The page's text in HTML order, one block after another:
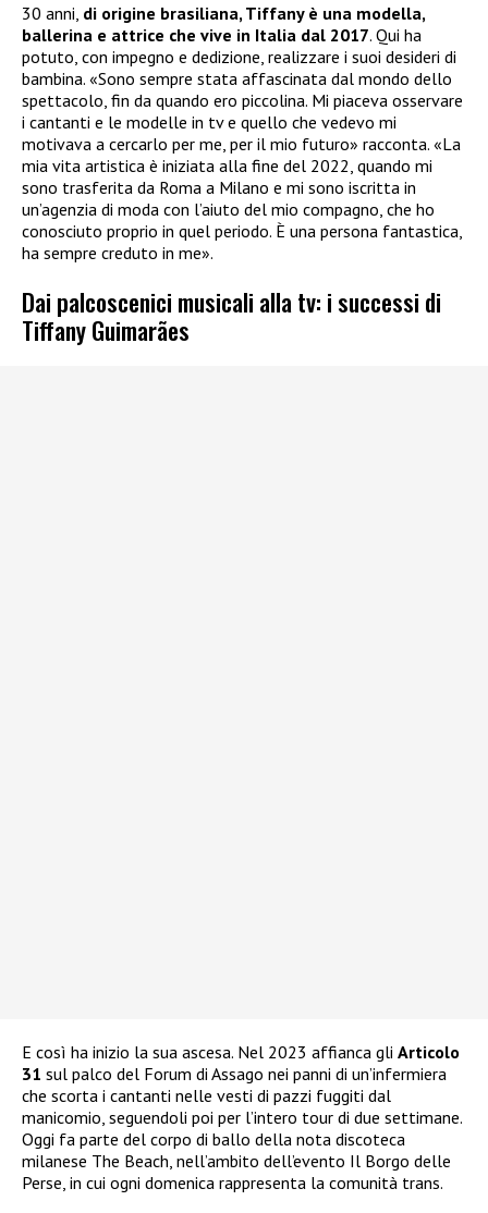
30 anni, di origine brasiliana, Tiffany è una modella,
ballerina e attrice che vive in Italia dal 2017. Qui ha
potuto, con impegno e dedizione, realizzare i suoi desideri di
bambina. «Sono sempre stata affascinata dal mondo dello
spettacolo, fin da quando ero piccolina. Mi piaceva osservare
i cantanti e le modelle in tv e quello che vedevo mi
motivava a cercarlo per me, per il mio futuro» racconta. «La
mia vita artistica è iniziata alla fine del 2022, quando mi
sono trasferita da Roma a Milano e mi sono iscritta in
un’agenzia di moda con l’aiuto del mio compagno, che ho
conosciuto proprio in quel periodo. È una persona fantastica,
ha sempre creduto in me».
Dai palcoscenici musicali alla tv: i successi di
Tiffany Guimarães
E così ha inizio la sua ascesa. Nel 2023 affianca gli Articolo
31 sul palco del Forum di Assago nei panni di un’infermiera
che scorta i cantanti nelle vesti di pazzi fuggiti dal
manicomio, seguendoli poi per l’intero tour di due settimane.
Oggi fa parte del corpo di ballo della nota discoteca
milanese The Beach, nell’ambito dell’evento Il Borgo delle
Perse, in cui ogni domenica rappresenta la comunità trans.